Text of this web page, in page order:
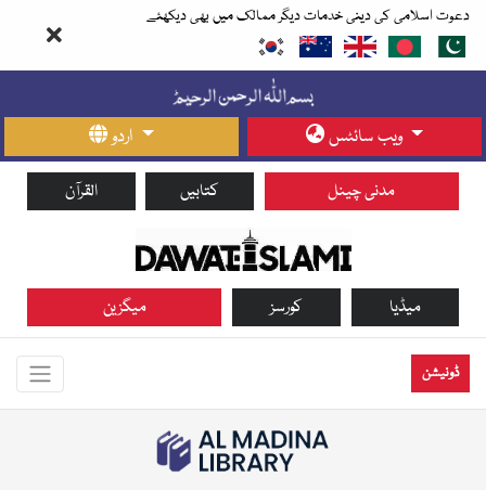
دعوت اسلامی کی دینی خدمات دیگر ممالک میں بھی دیکھئے
اردو ویب سائٹس
القرآن کتابیں مدنی چینل
میگزین کورسز میڈیا
ڈونیشن